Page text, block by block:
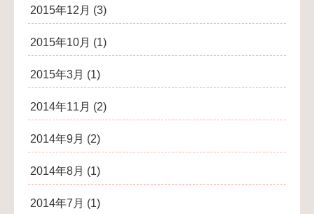
2015年12月 (3)
2015年10月 (1)
2015年3月 (1)
2014年11月 (2)
2014年9月 (2)
2014年8月 (1)
2014年7月 (1)